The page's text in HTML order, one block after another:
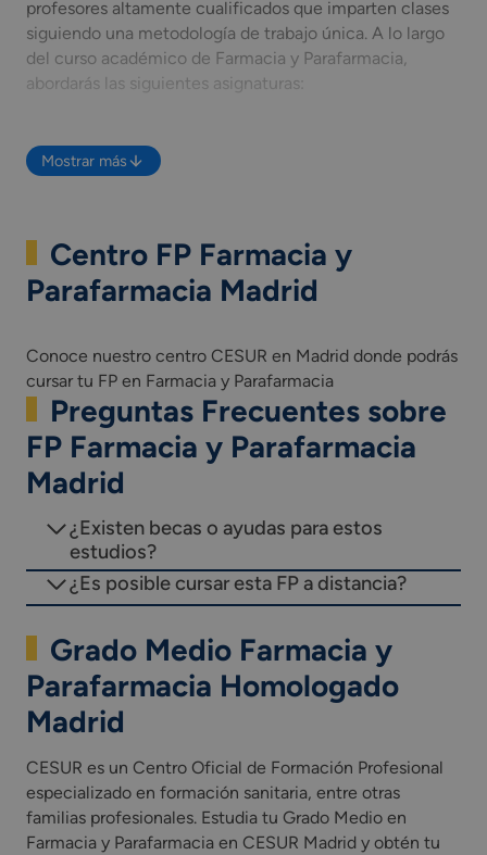
profesores altamente cualificados que imparten clases
siguiendo una metodología de trabajo única. A lo largo
del curso académico de Farmacia y Parafarmacia,
abordarás las siguientes asignaturas:
Temario FP Farmacia y
Parafarmacia Madrid
Parafarmacia en Madridque estudiarás a lo largo del
ciclo:
Dispensación de productos farmacéuticos.
Dispensación de productos parafarmacéuticos.
Operaciones básicas de laboratorio.
Formulación magistral.
Promoción de la salud.
Primeros auxilios.
Inglés Profesional (Grado Medio).
Itinerario personal para la empleabilidad I y II.
Digitalización aplicada a los sectores productivos
(Grado Medio).
Proyecto intermodular.
Módulo profesional optativo (competencia de cada
Comunidad Autónoma).
*Incluye una fase de formación en empresa u
organismo equiparado como parte integrada del
currículo del ciclo formativo.
Mostrar más
Centro FP Farmacia y
Parafarmacia Madrid
Conoce nuestro centro CESUR en Madrid donde podrás
cursar tu FP en Farmacia y Parafarmacia
Preguntas Frecuentes sobre
FP Farmacia y Parafarmacia
Madrid
¿Existen becas o ayudas para estos
estudios?
¿Es posible cursar esta FP a distancia?
Grado Medio Farmacia y
Parafarmacia Homologado
Madrid
CESUR es un Centro Oficial de Formación Profesional
especializado en formación sanitaria, entre otras
familias profesionales. Estudia tu Grado Medio en
Farmacia y Parafarmacia en CESUR Madrid y obtén tu